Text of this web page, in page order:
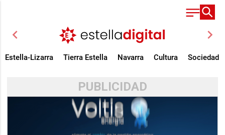
chevron_left chevron_right
Estella-Lizarra Tierra Estella Navarra Cultura Sociedad
PUBLICIDAD